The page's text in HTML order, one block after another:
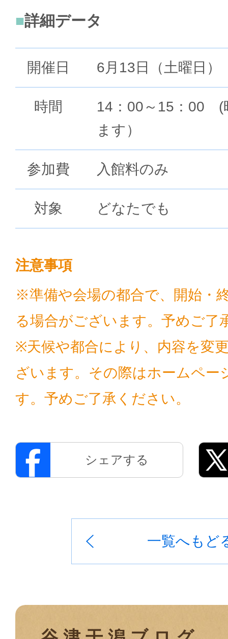
詳細データ
開催日 6月13日（土曜日）
時間
14：00～15：00 (
ます）
参加費 入館料のみ
対象 どなたでも
注意事項
※準備や会場の都合で、開始・
る場合がございます。予めご了
※天候や都合により、内容を変
ざいます。その際はホームペー
す。予めご了承ください。
シェアする
一覧へもど